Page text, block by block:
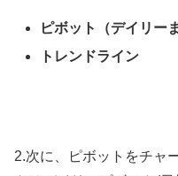
ピボット（デイリー
トレンドライン
2.次に、ピボットをチャ